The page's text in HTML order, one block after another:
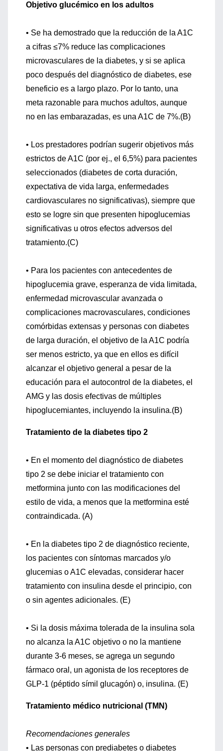
Objetivo glucémico en los adultos
• Se ha demostrado que la reducción de la A1C
a cifras ≤7% reduce las complicaciones
microvasculares de la diabetes, y si se aplica
poco después del diagnóstico de diabetes, ese
beneficio es a largo plazo. Por lo tanto, una
meta razonable para muchos adultos, aunque
no en las embarazadas, es una A1C de 7%.(B)
• Los prestadores podrían sugerir objetivos más
estrictos de A1C (por ej., el 6,5%) para pacientes
seleccionados (diabetes de corta duración,
expectativa de vida larga, enfermedades
cardiovasculares no significativas), siempre que
esto se logre sin que presenten hipoglucemias
significativas u otros efectos adversos del
tratamiento.(C)
• Para los pacientes con antecedentes de
hipoglucemia grave, esperanza de vida limitada,
enfermedad microvascular avanzada o
complicaciones macrovasculares, condiciones
comórbidas extensas y personas con diabetes
de larga duración, el objetivo de la A1C podría
ser menos estricto, ya que en ellos es difícil
alcanzar el objetivo general a pesar de la
educación para el autocontrol de la diabetes, el
AMG y las dosis efectivas de múltiples
hipoglucemiantes, incluyendo la insulina.(B)
Tratamiento de la diabetes tipo 2
• En el momento del diagnóstico de diabetes
tipo 2 se debe iniciar el tratamiento con
metformina junto con las modificaciones del
estilo de vida, a menos que la metformina esté
contraindicada. (A)
• En la diabetes tipo 2 de diagnóstico reciente,
los pacientes con síntomas marcados y/o
glucemias o A1C elevadas, considerar hacer
tratamiento con insulina desde el principio, con
o sin agentes adicionales. (E)
• Si la dosis máxima tolerada de la insulina sola
no alcanza la A1C objetivo o no la mantiene
durante 3-6 meses, se agrega un segundo
fármaco oral, un agonista de los receptores de
GLP-1 (péptido símil glucagón) o, insulina. (E)
Tratamiento médico nutricional (TMN)
Recomendaciones generales
• Las personas con prediabetes o diabetes